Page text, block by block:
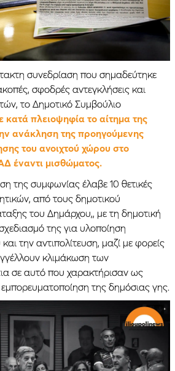
συνεδρίαση που σημαδεύτηκε
σφοδρές αντεγκλήσεις και
το Δημοτικό Συμβούλιο
κατά πλειοψηφία το αίτημα της
ανάκληση της προηγούμενης
του ανοιχτού χώρου στο
έναντι μισθώματος.
της συμφωνίας έλαβε 10 θετικές
από τους δημοτικού
του Δημάρχου,, με τη δημοτική
της για υλοποίηση
την αντιπολίτευση, μαζί με φορείς
κλιμάκωση των
σε αυτό που χαρακτήρισαν ως
της δημόσιας γης.